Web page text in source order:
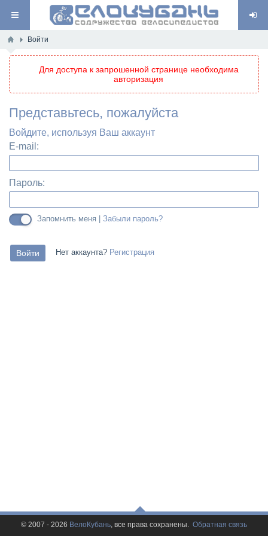
Войти
Для доступа к запрошенной странице необходима
авторизация
Представьтесь, пожалуйста
Войдите, используя Ваш аккаунт
E-mail:
Пароль:
Запомнить меня | Забыли пароль?
Нет аккаунта? Регистрация
© 2007 - 2026 ВелоКубань, все права сохранены. Обратная связь